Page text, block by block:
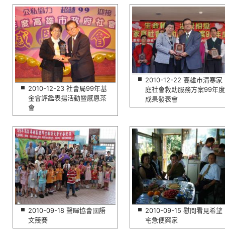
2010-12-23 社會局99年基
金會評鑑表揚活動暨感恩茶
會
2010-12-22 高雄市清寒家
庭社會救助服務方案99年度
成果發表會
2010-09-18 聲暉協會國語
文競賽
2010-09-15 慰問看見希望
宅急便案家